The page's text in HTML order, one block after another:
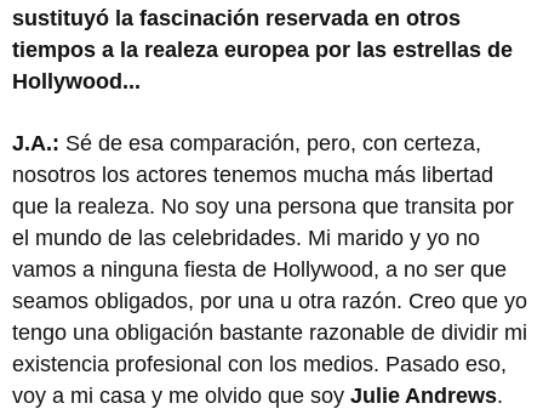
sustituyó la fascinación reservada en otros
tiempos a la realeza europea por las estrellas de
Hollywood...
J.A.: Sé de esa comparación, pero, con certeza,
nosotros los actores tenemos mucha más libertad
que la realeza. No soy una persona que transita por
el mundo de las celebridades. Mi marido y yo no
vamos a ninguna fiesta de Hollywood, a no ser que
seamos obligados, por una u otra razón. Creo que yo
tengo una obligación bastante razonable de dividir mi
existencia profesional con los medios. Pasado eso,
voy a mi casa y me olvido que soy Julie Andrews.